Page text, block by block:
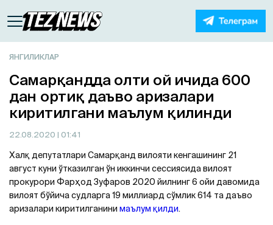
ЯНГИЛИКЛАР
Самарқандда олти ой ичида 600
дан ортиқ даъво аризалари
киритилгани маълум қилинди
22.08.2020 | 01:41
Халқ депутатлари Самарқанд вилояти кенгашининг 21
август куни ўтказилган ўн иккинчи сессиясида вилоят
прокурори Фарҳод Зуфаров 2020 йилнинг 6 ойи давомида
вилоят бўйича судларга 19 миллиард сўмлик 614 та даъво
аризалари киритилганини маълум қилди.